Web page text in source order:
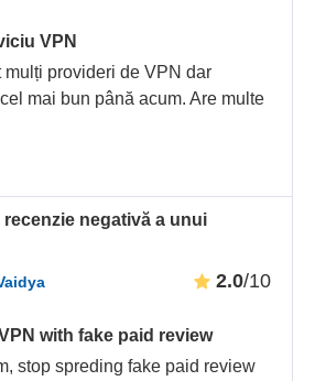
VPN
mulți provideri de VPN dar
mai bun până acum. Are multe
recenzie negativă a unui
2.0/10
with fake paid review
stop spreding fake paid review